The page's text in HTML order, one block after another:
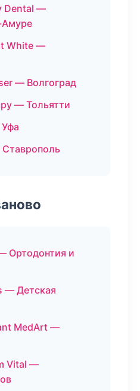
Dental —
Амуре
White —
— Волгоград
— Тольятти
Ортодонтия и
— Детская
MedArt —
Vital —